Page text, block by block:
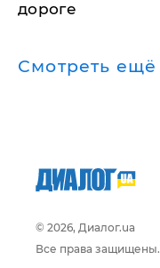
дороге
Смотреть ещё
© 2026, Диалог.ua
Все права защищены.